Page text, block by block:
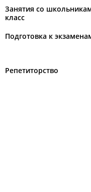
Занятия со
класс
Подготовка к
Репетиторство